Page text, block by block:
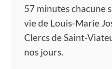
57 minutes chacune
vie de Louis-Marie
Clercs de Saint-
nos jours.